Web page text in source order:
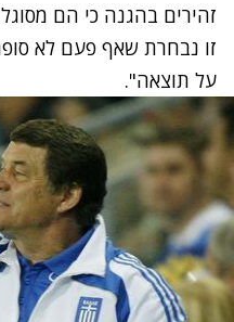
זהירים בהגנה כי הם
זו נבחרת שאף פעם לא
על תוצאה".